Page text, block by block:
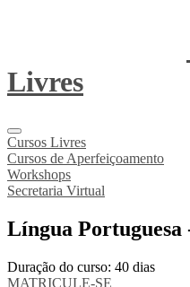
Livres
Cursos Livres
Cursos de Aperfeiçoamento
Workshops
Secretaria Virtual
Língua Portuguesa
Duração do curso: 40 dias
MATRICULE-SE